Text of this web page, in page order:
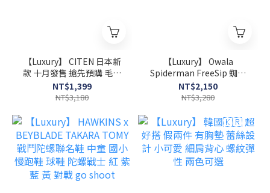
【Luxury】 CITEN 日本新
款 十月發售 搶先預購 毛毛
肩背包 大包 大提袋 手提肩
背 素面款 簡約百搭風
NT$1,399
NT$3,180
【Luxury】 Owala
Spiderman FreeSip 蜘蛛
人 漫威 聯名 冷水瓶 水壺 雙
飲杯 30oz / 32oz
NT$2,150
NT$3,280